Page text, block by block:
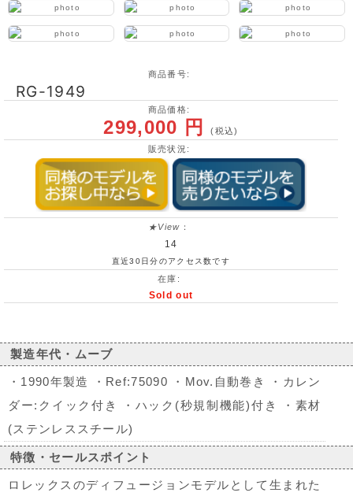
アーカイブ ブログ・特集記事
商品番号:
RG-1949
商品価格:
299,000 円(税込)
販売状況:
★View ：
14
直近30日分のアクセス数です
在庫:
Sold out
製造年代・ムーブ
・1990年製造 ・Ref:75090 ・Mov.自動巻き ・カレン
ダー:クイック付き ・ハック(秒規制機能)付き ・素材
(ステンレススチール)
特徴・セールスポイント
ロレックスのディフュージョンモデルとして生まれた